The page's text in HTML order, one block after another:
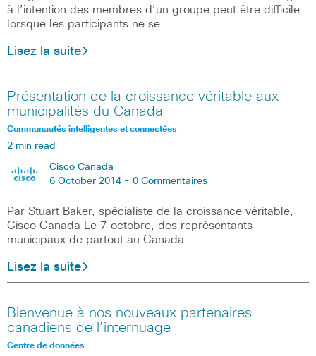
à l’intention des membres d’un groupe peut être difficile
lorsque les participants ne se
Lisez la suite
Présentation de la croissance véritable aux
municipalités du Canada
Communautés intelligentes et connectées
2 min read
Cisco Canada
6 October 2014 - 0 Commentaires
Par Stuart Baker, spécialiste de la croissance véritable,
Cisco Canada Le 7 octobre, des représentants
municipaux de partout au Canada
Lisez la suite
Bienvenue à nos nouveaux partenaires
canadiens de l’internuage
Centre de données